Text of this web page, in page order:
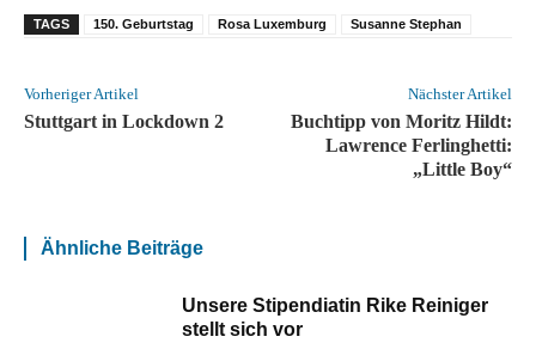
TAGS 150. Geburtstag Rosa Luxemburg Susanne Stephan
Vorheriger Artikel
Stuttgart in Lockdown 2
Nächster Artikel
Buchtipp von Moritz Hildt:
Lawrence Ferlinghetti:
„Little Boy“
Ähnliche Beiträge
Unsere Stipendiatin Rike Reiniger
stellt sich vor